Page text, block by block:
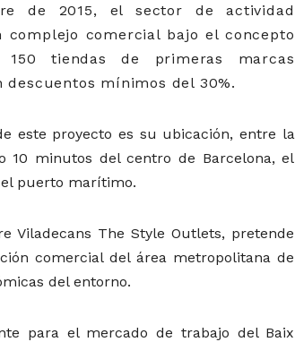
de 2015, el sector de actividad
complejo comercial bajo el concepto
150 tiendas de primeras marcas
mínimos del 30%.
este proyecto es su ubicación, entre la
minutos del centro de Barcelona, ​​el
puerto marítimo.
Viladecans The Style Outlets, pretende
comercial del área metropolitana de
del entorno.
para el mercado de trabajo del Baix